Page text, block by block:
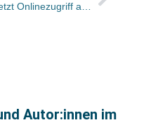
Jetzt Onlinezugriff auf über 600.000 französische Titel bei PETERSEN BUCHIMPORT
Autor:innen im